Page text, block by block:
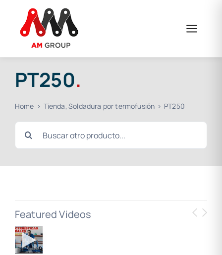
content
PT250.
Home Tienda Soldadura por termofusión PT250
Search
for:
Featured Videos